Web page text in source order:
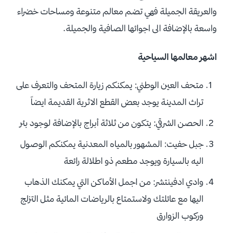
والعريقة الجميلة فهي تضم معالم متنوعة ومساحات خضراء
واسعة بالإضافة الى اجوائها الصافية والجميلة.
اشهر معالمها السياحية
متحف العين الوطني: يمكنكم زيارة المتحف والتعرف على
تراث المدينة يوجد بعض القطع الاثرية القديمة ايضاً
الحصن الشرقي: يتكون من ثلاثة أبراج بالإضافة لوجود بئر
جبل حفيت: المشهور بالمياه المعدنية يمكنكم الوصول
اليه بالسيارة ويوجد مطعم ذو اطلالة رائعة
وادي ادفينتشر: من اجمل الأماكن التي يمكنك الذهاب
اليها مع عائلتك ولاستمتاع بالرياضات المائية مثل التزلج
وركوب الزوارق